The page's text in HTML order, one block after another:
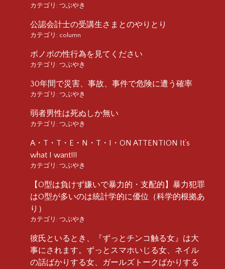
カテゴリ: つぶやき
公認会計士の受講生さまとのやりとり
カテゴリ: column
ボノボの性行為を見てください
カテゴリ: つぶやき
30年間で災害、事故、事件で危険に遭う確率
カテゴリ: つぶやき
弱者男性は死ぬしか無い
カテゴリ: つぶやき
A・T・T・E・N・T・I・ON ATTENTION It’s
what I want!!!
カテゴリ: つぶやき
【O型は負けず嫌いで暴力的・支配的】暴力犯罪
はO型が多いのは統計学的に優位（科学的根拠あ
り）
カテゴリ: つぶやき
彼氏といるとき、『ずっとチンコ触る女』は大
事にされます。ずっとスマホいじる女、ネイル
の話ばかりする女、ガールズトークばかりする